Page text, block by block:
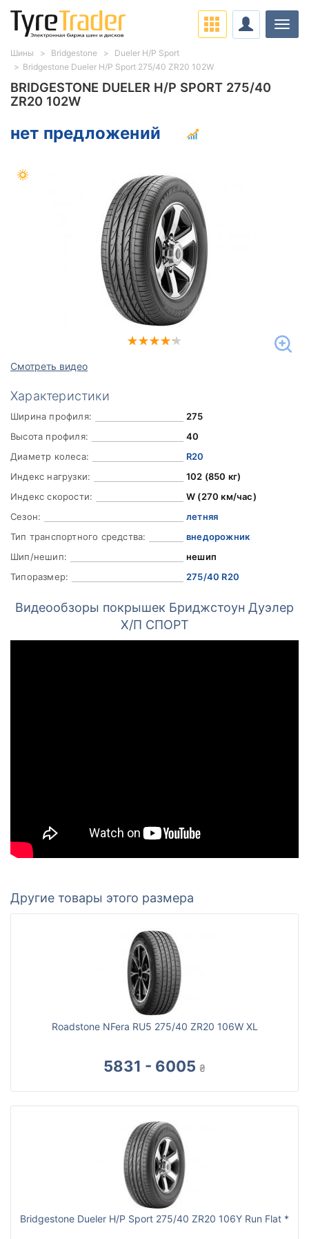
BRIDGESTONE DUELER H/P SPORT 275/40
ZR20 102W
нет предложений
Смотреть видео
Характеристики
Ширина профиля:
275
Высота профиля:
40
Диаметр колеса:
R20
Индекс нагрузки:
102 (850 кг)
Индекс скорости:
W (270 км/час)
Сезон:
летняя
Тип транспортного средства:
внедорожник
Шип/нешип:
нешип
Типоразмер:
275/40 R20
Видеообзоры покрышек Бриджстоун Дуэлер
Х/П СПОРТ
Другие товары этого размера
Roadstone NFera RU5 275/40 ZR20 106W XL
5831 - 6005 ₴
Bridgestone Dueler H/P Sport 275/40 ZR20 106Y Run Flat *
Шины Bridgestone
Dueler H/P Sport
Bridgestone Dueler H/P Sport 275/40 ZR20 102W